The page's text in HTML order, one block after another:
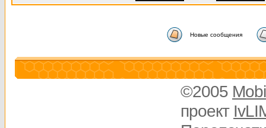
Новые сообщения
©2005
проект